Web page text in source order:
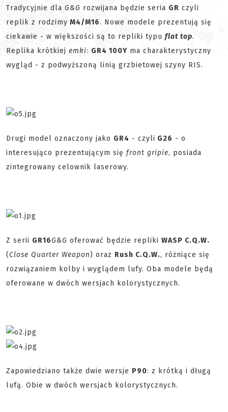
Tradycyjnie dla G&G rozwijana będzie seria GR czyli
replik z rodzimy M4/M16. Nowe modele prezentują się
ciekawie - w większości są to repliki typu flat top.
Replika krótkiej emki: GR4 100Y ma charakterystyczny
wygląd - z podwyższoną linią grzbietowej szyny RIS.
Drugi model oznaczony jako GR4 - czyli G26 - o
interesująco prezentującym się front gripie, posiada
zintegrowany celownik laserowy.
Z serii GR16G&G oferować będzie repliki WASP C.Q.W.
(Close Quarter Weapon) oraz Rush C.Q.W., różniące się
rozwiązaniem kolby i wyglądem lufy. Oba modele będą
oferowane w dwóch wersjach kolorystycznych.
Zapowiedziano także dwie wersje P90: z krótką i długą
lufą. Obie w dwóch wersjach kolorystycznych.